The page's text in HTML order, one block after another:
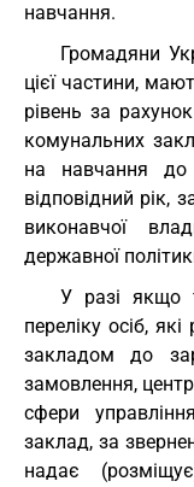
навчання.
Громадяни
цієї частини,
рівень за
комунальних
на навчання до
відповідний рік,
виконавчої
державної
У разі якщо
переліку осіб,
закладом до
замовлення,
сфери
заклад, за
надає